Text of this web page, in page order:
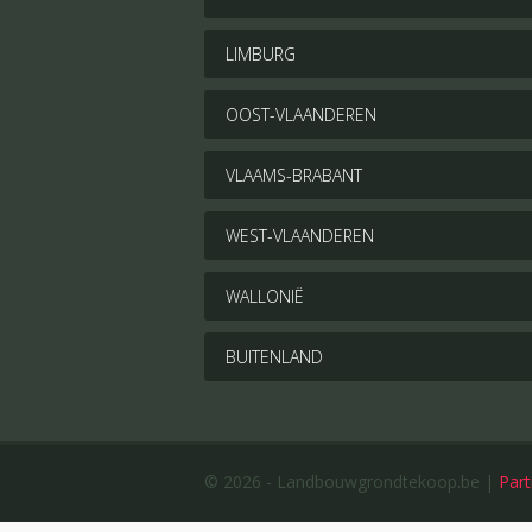
LIMBURG
OOST-VLAANDEREN
VLAAMS-BRABANT
WEST-VLAANDEREN
WALLONIË
BUITENLAND
© 2026 - Landbouwgrondtekoop.be |